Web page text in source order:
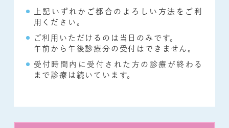
上記いずれかご都合のよろしい方法をご利
用ください。
ご利用いただけるのは当日のみです。
午前から午後診療分の受付はできません。
受付時間内に受付された方の診療が終わる
まで診療は続いています。